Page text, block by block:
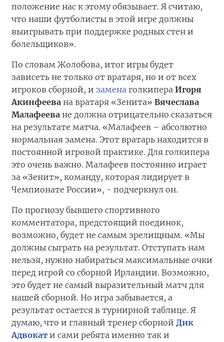
положение нас к этому обязывает. Я считаю,
что наши футболисты в этой игре должны
выигрывать при поддержке родных стен и
болельщиков».
По словам Жолобова, итог игры будет
зависеть не только от вратаря, но и от всех
игроков сборной, и замена голкипера Игоря
Акинфеева на вратаря «Зенита» Вячеслава
Малафеева не должна отрицательно сказаться
на результате матча. «Малафеев – абсолютно
нормальная замена. Этот вратарь находится в
постоянной игровой практике. Для голкипера
это очень важно. Малафеев постоянно играет
за «Зенит», команду, которая лидирует в
Чемпионате России», - подчеркнул он.
По прогнозу бывшего спортивного
комментатора, предстоящий поединок,
возможно, будет не самым зрелищным. «Мы
должны сыграть на результат. Отступать нам
нельзя, нужно набираться максимальные очки
перед игрой со сборной Ирландии. Возможно,
это будет не самый выразительный матч для
нашей сборной. Но игра забывается, а
результат остается в турнирной таблице. Я
думаю, что и главный тренер сборной Дик
Адвокат и сами ребята именно так и